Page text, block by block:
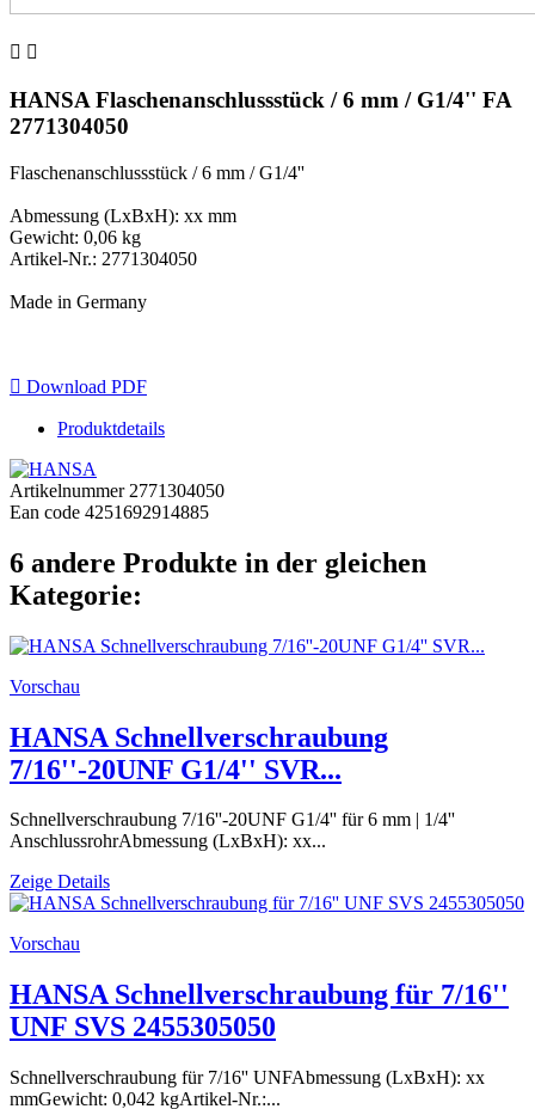
 
HANSA Flaschenanschlussstück / 6 mm / G1/4'' FA
2771304050
Flaschenanschlussstück / 6 mm / G1/4''
Abmessung (LxBxH): xx mm
Gewicht: 0,06 kg
Artikel-Nr.: 2771304050
Made in Germany
 Download PDF
Produktdetails
Artikelnummer 2771304050
Ean code 4251692914885
6 andere Produkte in der gleichen
Kategorie:
Vorschau
HANSA Schnellverschraubung
7/16''-20UNF G1/4'' SVR...
Schnellverschraubung 7/16''-20UNF G1/4'' für 6 mm | 1/4''
AnschlussrohrAbmessung (LxBxH): xx...
Zeige Details
Vorschau
HANSA Schnellverschraubung für 7/16''
UNF SVS 2455305050
Schnellverschraubung für 7/16'' UNFAbmessung (LxBxH): xx
mmGewicht: 0,042 kgArtikel-Nr.:...